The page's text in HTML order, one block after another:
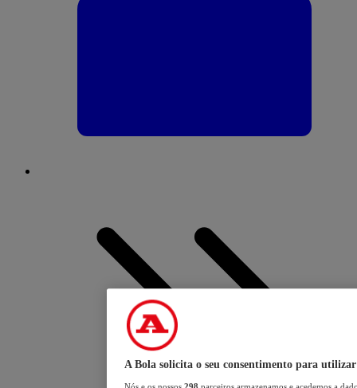
A Bola solicita o seu consentimento para utilizar